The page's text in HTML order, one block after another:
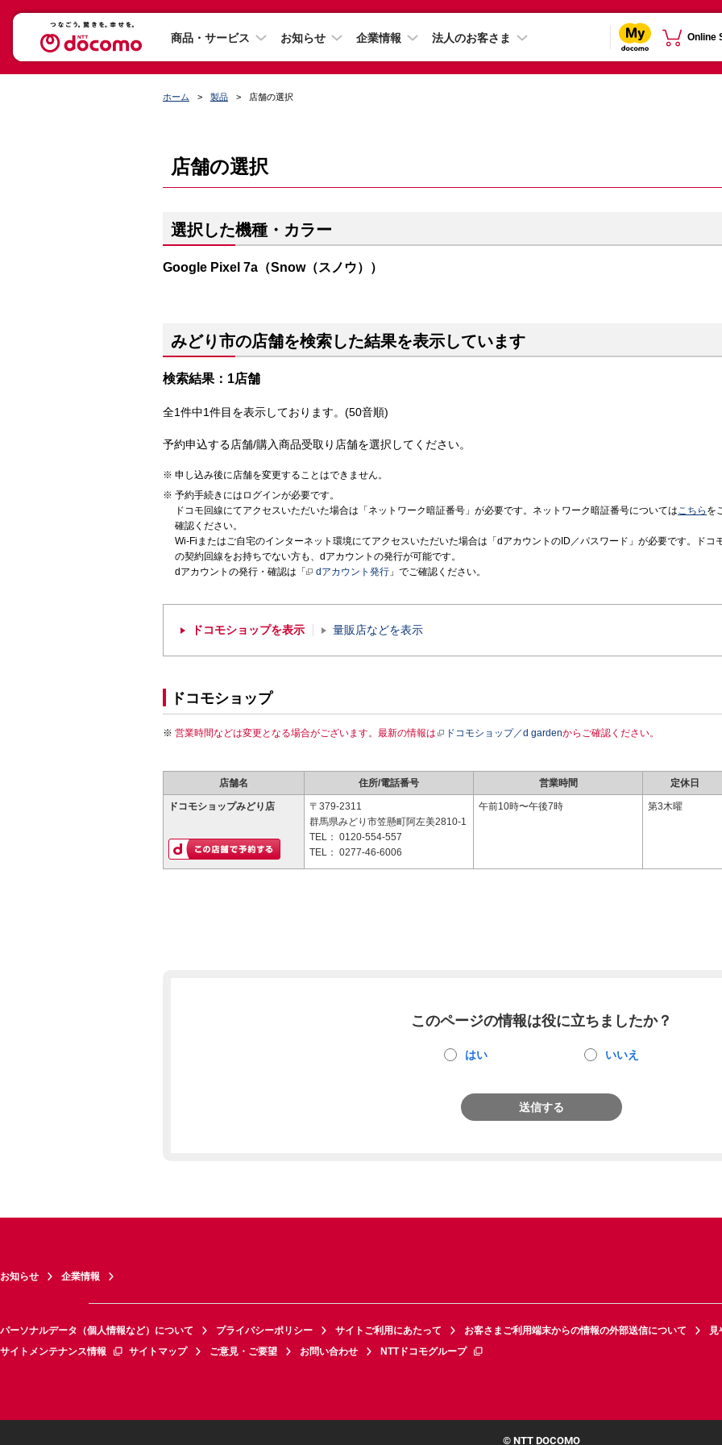
商品・サービス お知らせ 企業情報 法人のお客さま Online
ホーム 製品 店舗の選択
店舗の選択
選択した機種・カラー
Google Pixel 7a（Snow（スノウ））
みどり市の店舗を検索した結果を表示しています
検索結果：1店舗
全1件中1件目を表示しております。(50音順)
予約申込する店舗/購入商品受取り店舗を選択してください。
申し込み後に店舗を変更することはできません。
予約手続きにはログインが必要です。
ドコモ回線にてアクセスいただいた場合は「ネットワーク暗証番号」が必要です。ネットワーク暗証番号についてはこちら を
確認ください。
Wi-Fiまたはご自宅のインターネット環境にてアクセスいただいた場合は「dアカウントのID／パスワード」が必要です。ドコ
の契約回線をお持ちでない方も、dアカウントの発行が可能です。
dアカウントの発行・確認は「
dアカウント発行 」でご確認ください。
ドコモショップを表示 量販店などを表示
ドコモショップ
営業時間などは変更となる場合がございます。最新の情報は ドコモショップ／d gardenからご確認ください。
店舗名 住所/電話番号 営業時間 定休日
ドコモショップみどり店
〒379-2311
群馬県みどり市笠懸町阿左美2810-1
TEL： 0120-554-557
TEL： 0277-46-6006
午前10時〜午後7時 第3木曜
このページの情報は役に立ちましたか？
はい いいえ
送信する
お知らせ 企業情報
パーソナルデータ（個人情報など）について プライバシーポリシー サイトご利用にあたって お客さまご利用端末からの情報の外部送信について
見
サイトメンテナンス情報
サイトマップ ご意見・ご要望 お問い合わせ NTTドコモグループ
© NTT DOCOMO